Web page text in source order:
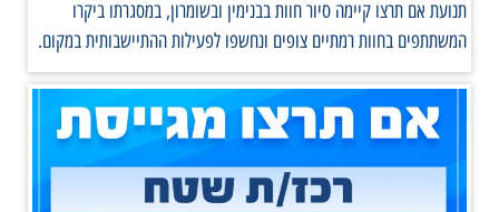
תנועת אם תרצו קיימה סיור חוות בבנימין ובשומרון, במסגרתו ביקרו
המשתתפים בחוות רמתיים צופים ונחשפו לפעילות ההתיישבותית במקום.